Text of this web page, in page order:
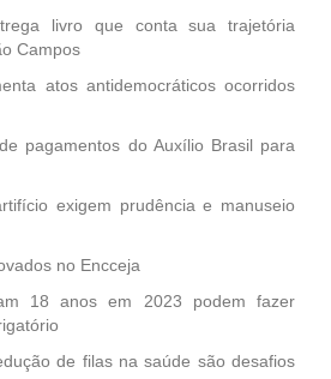
livro que conta sua trajetória
Campos
atos antidemocráticos ocorridos
pagamentos do Auxílio Brasil para
exigem prudência e manuseio
no Encceja
18 anos em 2023 podem fazer
de filas na saúde são desafios